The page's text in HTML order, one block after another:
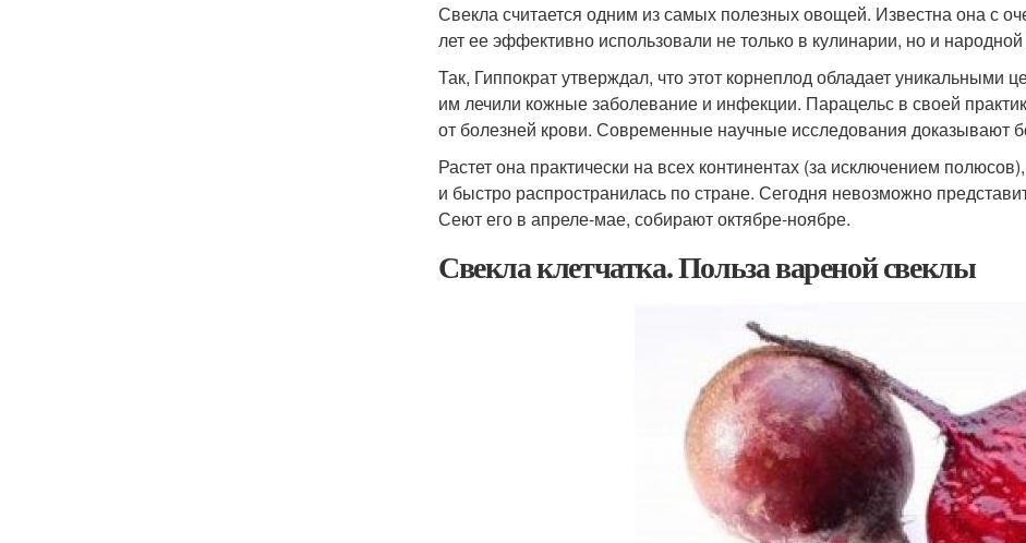
Свекла считается одним из самых полезных овощей. Известна она с
лет ее эффективно использовали не только в кулинарии, но и
Так, Гиппократ утверждал, что этот корнеплод обладает
им лечили кожные заболевание и инфекции. Парацельс в своей
от болезней крови. Современные научные исследования доказывают
Растет она практически на всех континентах (за исключением
и быстро распространилась по стране. Сегодня невозможно
Сеют его в апреле-мае, собирают октябре-ноябре.
Свекла клетчатка. Польза вареной свеклы